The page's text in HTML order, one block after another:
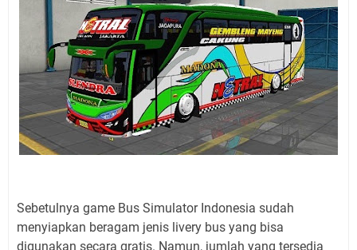
Sebetulnya game Bus Simulator Indonesia sudah
menyiapkan beragam jenis livery bus yang bisa
digunakan secara gratis. Namun, jumlah yang tersedia